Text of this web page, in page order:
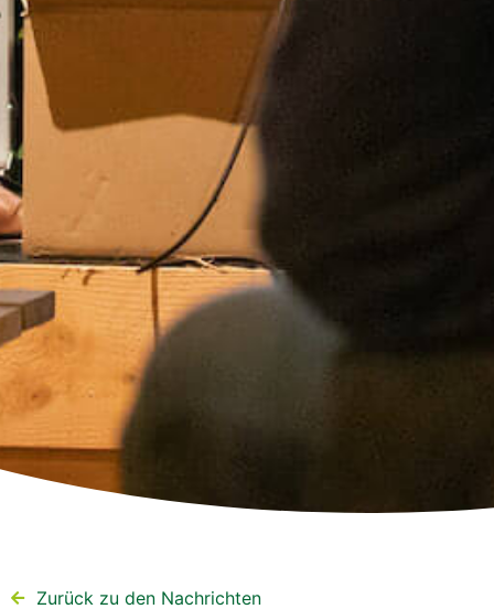
Zurück zu den Nachrichten